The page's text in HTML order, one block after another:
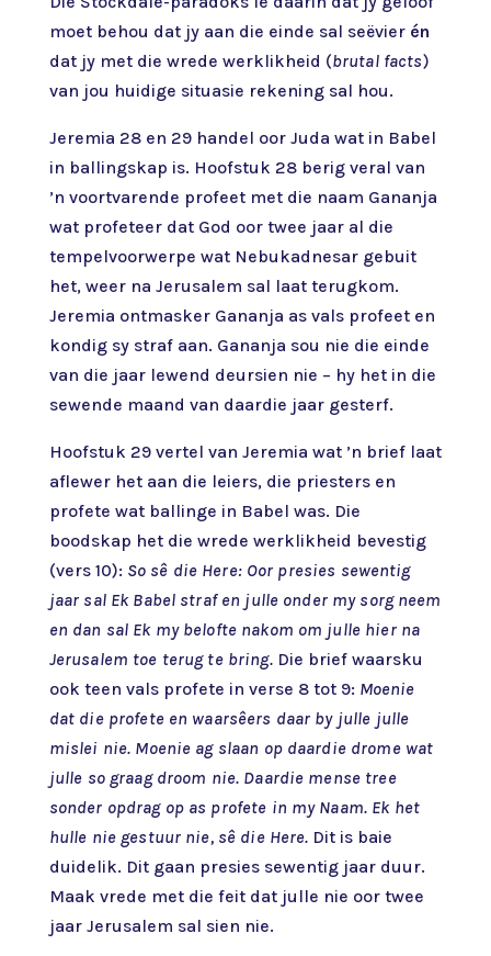
moet behou dat jy aan die einde sal seëvier én
dat jy met die wrede werklikheid (brutal facts)
van jou huidige situasie rekening sal hou.
Jeremia 28 en 29 handel oor Juda wat in Babel
in ballingskap is. Hoofstuk 28 berig veral van
’n voortvarende profeet met die naam Gananja
wat profeteer dat God oor twee jaar al die
tempelvoorwerpe wat Nebukadnesar gebuit
het, weer na Jerusalem sal laat terugkom.
Jeremia ontmasker Gananja as vals profeet en
kondig sy straf aan. Gananja sou nie die einde
van die jaar lewend deursien nie – hy het in die
sewende maand van daardie jaar gesterf.
Hoofstuk 29 vertel van Jeremia wat ’n brief laat
aflewer het aan die leiers, die priesters en
profete wat ballinge in Babel was. Die
boodskap het die wrede werklikheid bevestig
(vers 10): So sê die Here: Oor presies sewentig
jaar sal Ek Babel straf en julle onder my sorg neem
en dan sal Ek my belofte nakom om julle hier na
Jerusalem toe terug te bring. Die brief waarsku
ook teen vals profete in verse 8 tot 9: Moenie
dat die profete en waarsêers daar by julle julle
mislei nie. Moenie ag slaan op daardie drome wat
julle so graag droom nie. Daardie mense tree
sonder opdrag op as profete in my Naam. Ek het
hulle nie gestuur nie, sê die Here. Dit is baie
duidelik. Dit gaan presies sewentig jaar duur.
Maak vrede met die feit dat julle nie oor twee
jaar Jerusalem sal sien nie.